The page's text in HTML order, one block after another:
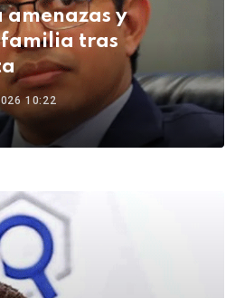
amenazas y
tras
10:22